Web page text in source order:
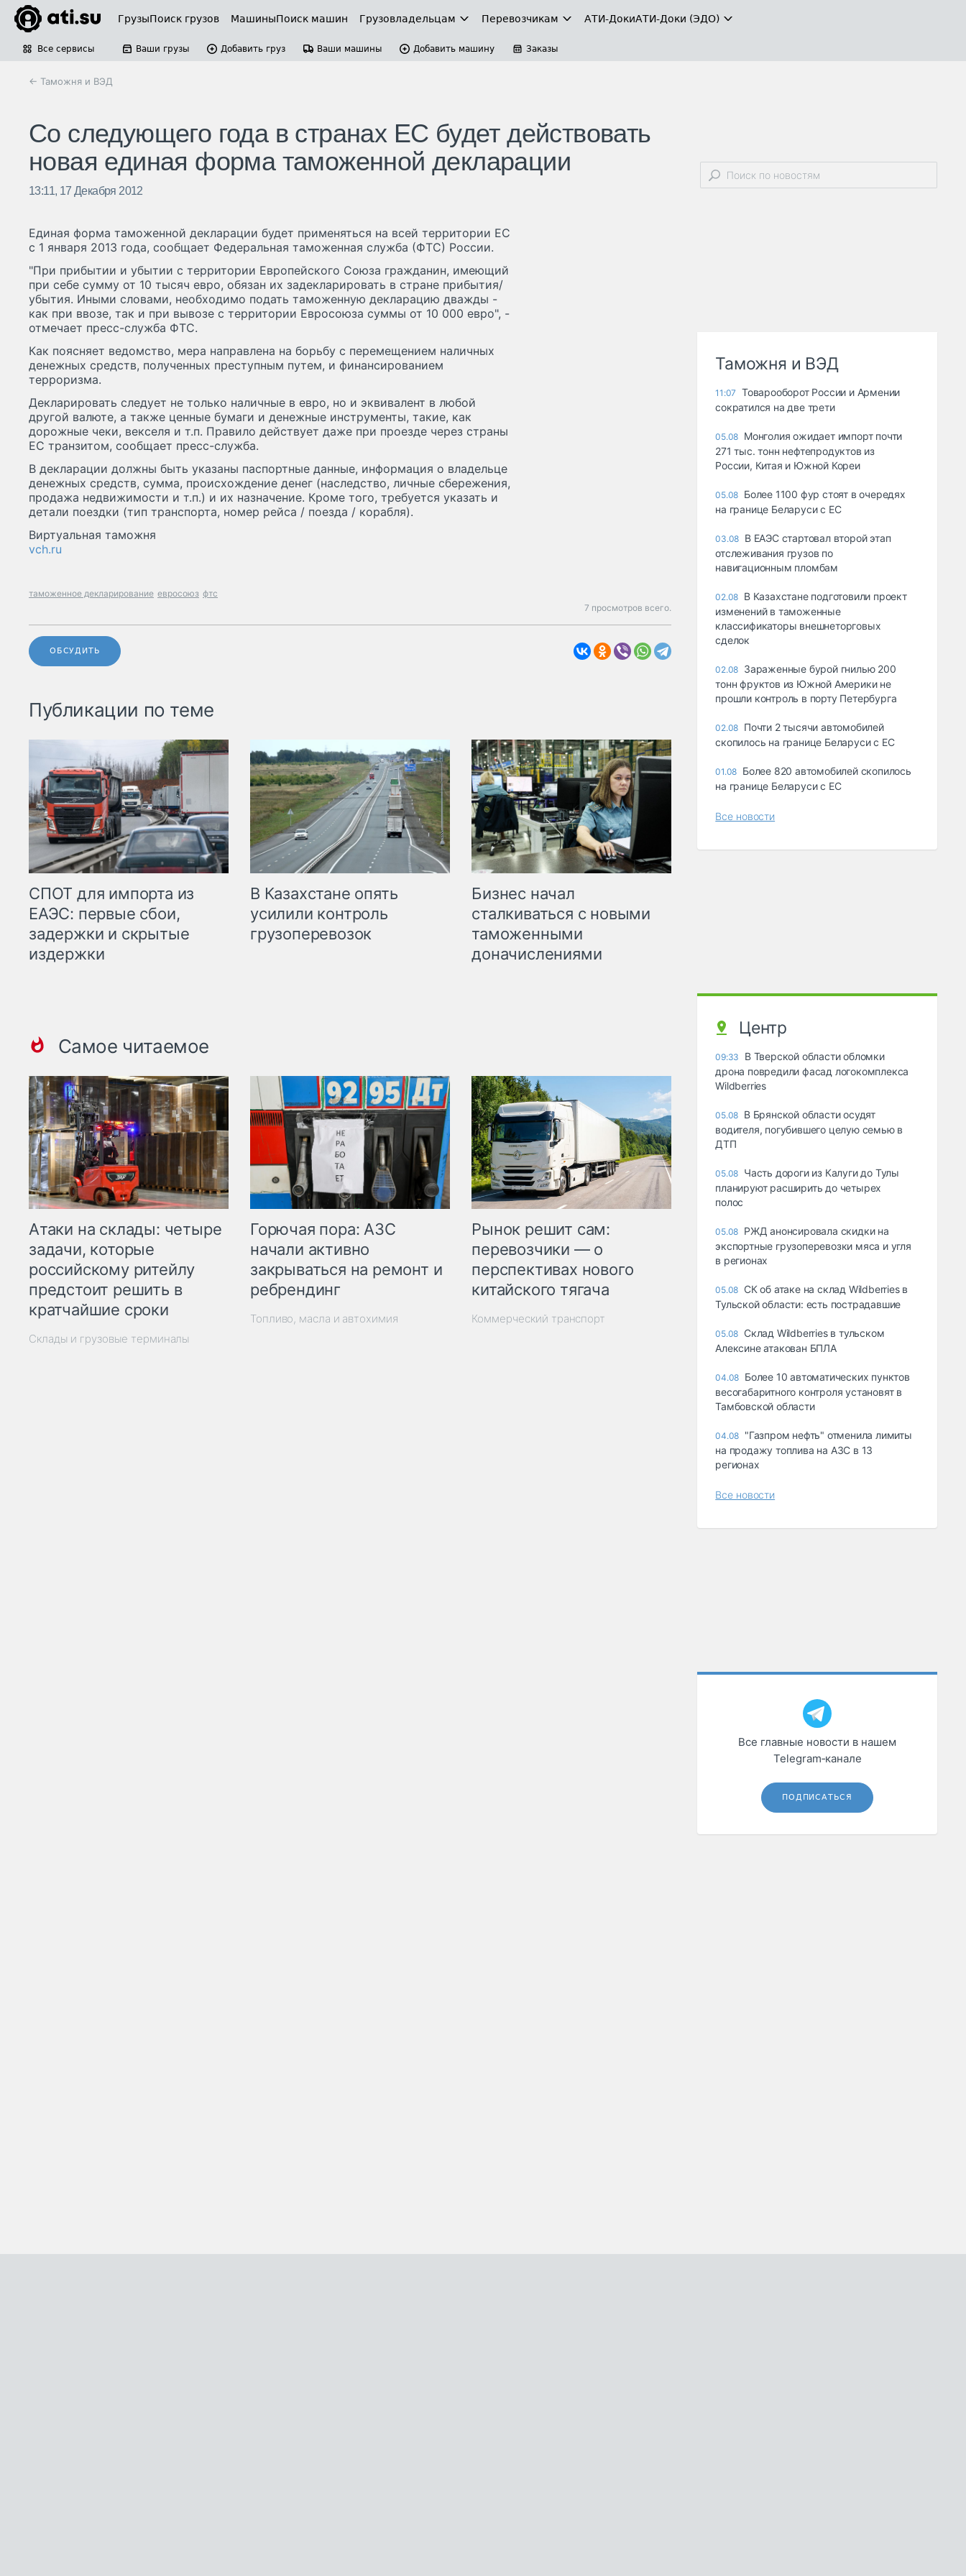
ГрузыПоиск грузов МашиныПоиск машин Грузовладельцам Перевозчикам АТИ-ДокиАТИ-Доки (ЭДО)
Все сервисы Ваши грузы Добавить груз Ваши машины Добавить машину Заказы
← Таможня и ВЭД
Со следующего года в странах ЕС будет действовать
новая единая форма таможенной декларации
13:11, 17 Декабря 2012
Единая форма таможенной декларации будет применяться на всей территории ЕС
с 1 января 2013 года, сообщает Федеральная таможенная служба (ФТС) России.
"При прибытии и убытии с территории Европейского Союза гражданин, имеющий
при себе сумму от 10 тысяч евро, обязан их задекларировать в стране прибытия/
убытия. Иными словами, необходимо подать таможенную декларацию дважды -
как при ввозе, так и при вывозе с территории Евросоюза суммы от 10 000 евро", -
отмечает пресс-служба ФТС.
Как поясняет ведомство, мера направлена на борьбу с перемещением наличных
денежных средств, полученных преступным путем, и финансированием
терроризма.
Декларировать следует не только наличные в евро, но и эквивалент в любой
другой валюте, а также ценные бумаги и денежные инструменты, такие, как
дорожные чеки, векселя и т.п. Правило действует даже при проезде через страны
ЕС транзитом, сообщает пресс-служба.
В декларации должны быть указаны паспортные данные, информация о владельце
денежных средств, сумма, происхождение денег (наследство, личные сбережения,
продажа недвижимости и т.п.) и их назначение. Кроме того, требуется указать и
детали поездки (тип транспорта, номер рейса / поезда / корабля).
Виртуальная таможня
vch.ru
таможенное декларирование евросоюз фтс
7 просмотров всего.
ОБСУДИТЬ
Публикации по теме
СПОТ для импорта из
ЕАЭС: первые сбои,
задержки и скрытые
издержки
В Казахстане опять
усилили контроль
грузоперевозок
Бизнес начал
сталкиваться с новыми
таможенными
доначислениями
Самое читаемое
Атаки на склады: четыре
задачи, которые
российскому ритейлу
предстоит решить в
кратчайшие сроки
Склады и грузовые терминалы
Горючая пора: АЗС
начали активно
закрываться на ремонт и
ребрендинг
Топливо, масла и автохимия
Рынок решит сам:
перевозчики — о
перспективах нового
китайского тягача
Коммерческий транспорт
Таможня и ВЭД
11:07
Товарооборот России и Армении
сократился на две трети
05.08 Монголия ожидает импорт почти
271 тыс. тонн нефтепродуктов из
России, Китая и Южной Кореи
05.08 Более 1100 фур стоят в очередях
на границе Беларуси с ЕС
03.08 В ЕАЭС стартовал второй этап
отслеживания грузов по
навигационным пломбам
02.08 В Казахстане подготовили проект
изменений в таможенные
классификаторы внешнеторговых
сделок
02.08 Зараженные бурой гнилью 200
тонн фруктов из Южной Америки не
прошли контроль в порту Петербурга
02.08 Почти 2 тысячи автомобилей
скопилось на границе Беларуси с ЕС
01.08 Более 820 автомобилей скопилось
на границе Беларуси с ЕС
Все новости
Центр
09:33
В Тверской области обломки
дрона повредили фасад логокомплекса
Wildberries
05.08 В Брянской области осудят
водителя, погубившего целую семью в
ДТП
05.08 Часть дороги из Калуги до Тулы
планируют расширить до четырех
полос
05.08 РЖД анонсировала скидки на
экспортные грузоперевозки мяса и угля
в регионах
05.08 СК об атаке на склад Wildberries в
Тульской области: есть пострадавшие
05.08 Склад Wildberries в тульском
Алексине атакован БПЛА
04.08 Более 10 автоматических пунктов
весогабаритного контроля установят в
Тамбовской области
04.08 "Газпром нефть" отменила лимиты
на продажу топлива на АЗС в 13
регионах
Все новости
Все главные новости в нашем
Telegram‑канале
ПОДПИСАТЬСЯ